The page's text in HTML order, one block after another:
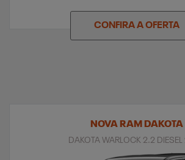
CONFIRA A OFERTA
NOVA RAM DAKOTA
DAKOTA WARLOCK 2.2